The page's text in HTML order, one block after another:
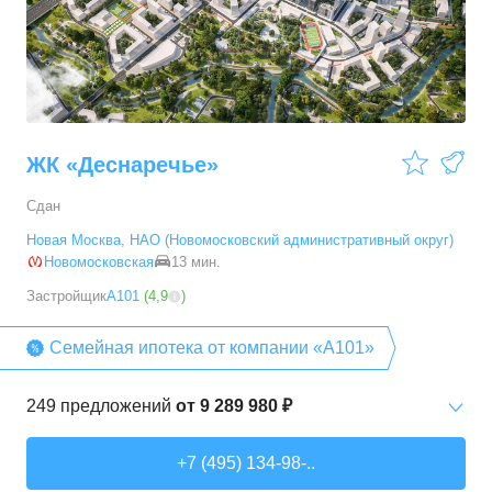
3-комн. кв. от9 786 520 ₽
54,28–88,2м² 19 предложений
ЖК «Деснаречье»
Сдан
Новая Москва, НАО (Новомосковский административный округ)
Новомосковская
13 мин.
ЗастройщикА101 (4,9 )
Семейная ипотека от компании «А101»
249 предложений от 9 289 980 ₽
+7 (495) 134-98-..